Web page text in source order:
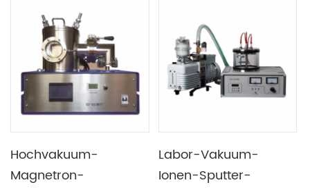
für Batterien und
Dünnschichten
Materialwissenschaften
und Geologie
Hochvakuum-
Magnetron-
Labor-Vakuum-
Ionen-Sputter-